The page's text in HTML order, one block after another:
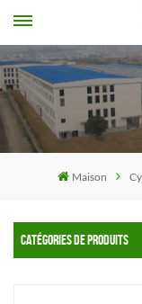
Maison
CATÉGORIES DE PRODUITS